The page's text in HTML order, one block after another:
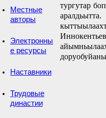
Местные
авторы
Электронны
е ресурсы
Наставники
Трудовые
династии
тургутар